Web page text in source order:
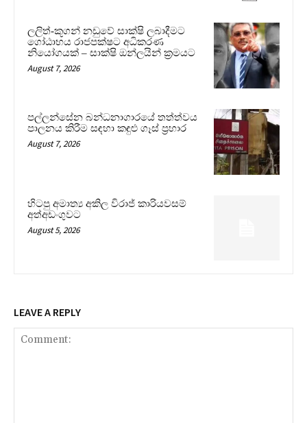
ලලිත්-කූගන් නඩුවේ සාක්ෂි ලබාදීමට
ගෝඨාභය රාජපක්ෂට අධිකරණ
නියෝගයක් – සාක්ෂි ඔන්ලයින් ක්‍රමයට
August 7, 2026
පල්ලන්සේන බන්ධනාගාරයේ තත්ත්වය
පාලනය කිරීම සඳහා කඳුළු ගෑස් ප්‍රහාර
August 7, 2026
හිටපු අමාත්‍ය අකිල විරාජ් කාරියවසම්
අත්අඩංගුවට
August 5, 2026
LEAVE A REPLY